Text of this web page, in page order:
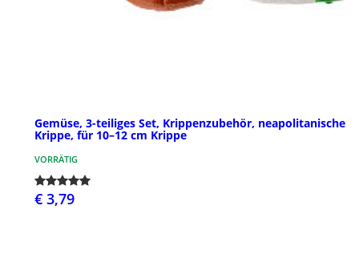
Gemüse, 3-teiliges Set, Krippenzubehör, neapolitanische
Krippe, für 10–12 cm Krippe
VORRÄTIG
€ 3,79